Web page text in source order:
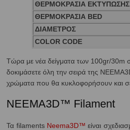
ΘΕΡΜΟΚΡΑΣΙΑ ΕΚΤΥΠΩΣΗΣ
ΘΕΡΜΟΚΡΑΣΙΑ BED
ΔΙΑΜΕΤΡΟΣ
COLOR CODE
Τώρα με νέα δείγματα των 100gr/30m
δοκιμάσετε όλη την σειρά της
χρώματα που θα κυκλοφορήσουν και
NEEMA3D™ Filament
Τα filaments Neema3D™ είναι